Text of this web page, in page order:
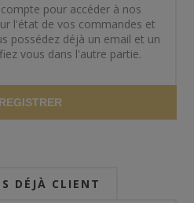
pour accéder à nos
l'état de vos commandes et
possédez déjà un email et un
vous dans l'autre partie.
DÉJÀ CLIENT